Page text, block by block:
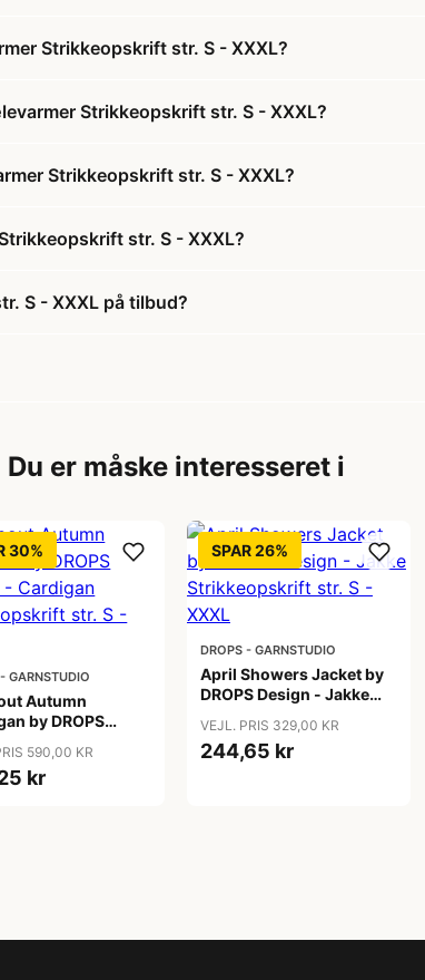
Strikkeopskrift str. S - XXXL?
Strikkeopskrift str. S - XXXL?
Strikkeopskrift str. S - XXXL?
str. S - XXXL?
S - XXXL på tilbud?
Du er måske interesseret i
30%
GARNSTUDIO
Autumn
by DROPS
str. S -
590,00 KR
kr
SPAR 26%
DROPS - GARNSTUDIO
April Showers Jacket by
DROPS Design - Jakke
XXXL
VEJL. PRIS 329,00 KR
244,65 kr